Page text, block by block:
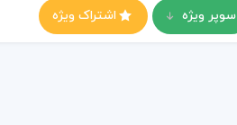
سوپر ویژه اشتراک ویژه